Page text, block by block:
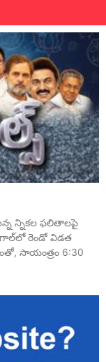
న్నికల ఫలితాలపై
రెండో విడత
సాయంత్రం 6:30